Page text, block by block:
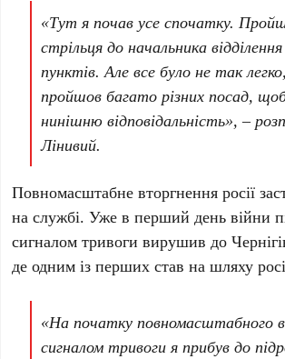
«Тут я почав усе спочатку.
стрільця до начальника
пунктів. Але все було не так
пройшов багато різних посад,
нинішню відповідальність», –
Лінивий.
Повномасштабне вторгнення росії
на службі. Уже в перший день війни
сигналом тривоги вирушив до
де одним із перших став на шляху
«На початку повномасштабного
сигналом тривоги я прибув до